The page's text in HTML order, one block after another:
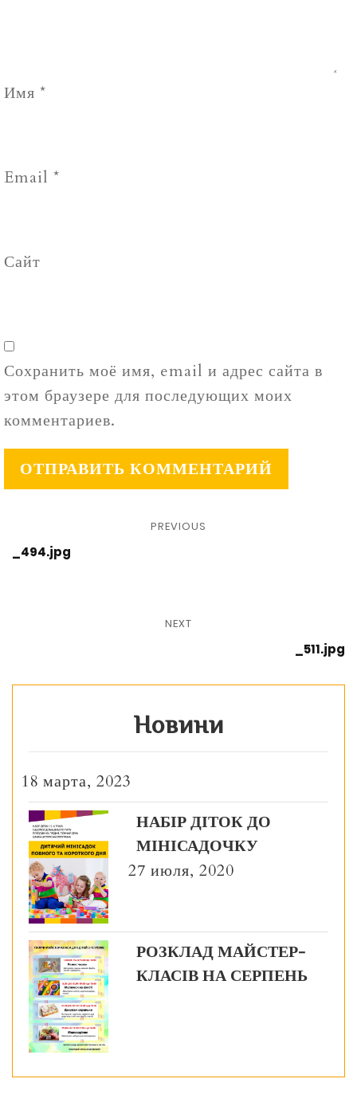
Имя *
Email *
Сайт
Сохранить моё имя, email и адрес сайта в
этом браузере для последующих моих
комментариев.
PREVIOUS
_494.jpg
NEXT
_511.jpg
Новини
18 марта, 2023
НАБІР ДІТОК ДО
МІНІСАДОЧКУ
27 июля, 2020
РОЗКЛАД МАЙСТЕР-
КЛАСІВ НА СЕРПЕНЬ